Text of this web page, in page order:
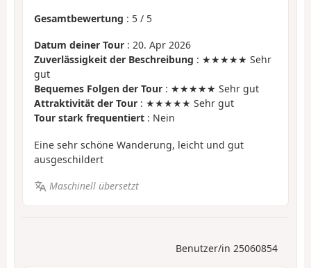
Gesamtbewertung : 5 / 5
Datum deiner Tour : 20. Apr 2026
Zuverlässigkeit der Beschreibung : ★★★★★ Sehr
gut
Bequemes Folgen der Tour : ★★★★★ Sehr gut
Attraktivität der Tour : ★★★★★ Sehr gut
Tour stark frequentiert : Nein
Eine sehr schöne Wanderung, leicht und gut
ausgeschildert
Maschinell übersetzt
Benutzer/in 25060854